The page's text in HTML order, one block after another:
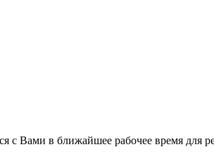
с Вами в ближайшее рабочее время для